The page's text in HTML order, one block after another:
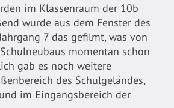
im Klassenraum der 10b
wurde aus dem Fenster des
7 das gefilmt, was von
momentan schon
gab es noch weitere
des Schulgeländes,
im Eingangsbereich der